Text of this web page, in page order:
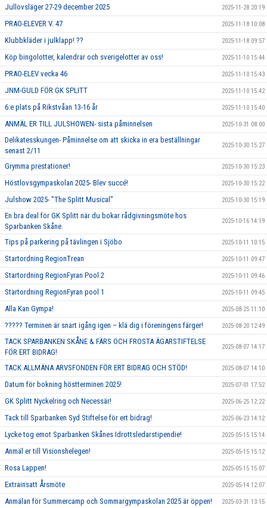
Jullovsläger 27-29 december 2025 2025-11-28 20:19
PRAO-ELEVER V. 47 2025-11-18 10:08
Klubbkläder i julklapp! ?? 2025-11-18 09:57
Köp bingolotter, kalendrar och sverigelotter av oss! 2025-11-10 15:44
PRAO-ELEV vecka 46 2025-11-10 15:43
JNM-GULD FÖR GK SPLITT 2025-11-10 15:42
6:e plats på Rikstvåan 13-16 år 2025-11-10 15:40
ANMÄL ER TILL JULSHOWEN- sista påminnelsen 2025-10-31 08:00
Delikatesskungen- Påminnelse om att skicka in era beställningar
senast 2/11
2025-10-30 15:27
Grymma prestationer! 2025-10-30 15:23
Höstlovsgympaskolan 2025- Blev succé! 2025-10-30 15:22
Julshow 2025- "The Splitt Musical" 2025-10-30 15:19
En bra deal för GK Splitt när du bokar rådgivningsmöte hos
Sparbanken Skåne.
2025-10-16 14:19
Tips på parkering på tävlingen i Sjöbo 2025-10-11 10:15
Startordning RegionTrean 2025-10-11 09:47
Startordning RegionFyran Pool 2 2025-10-11 09:46
Startordning RegionFyran pool 1 2025-10-11 09:45
Alla Kan Gympa! 2025-08-25 11:10
????? Terminen är snart igång igen – klä dig i föreningens färger! 2025-08-20 12:49
TACK SPARBANKEN SKÅNE & FÄRS OCH FROSTA ÄGARSTIFTELSE
FÖR ERT BIDRAG!
2025-08-07 14:17
TACK ALLMÄNA ARVSFONDEN FÖR ERT BIDRAG OCH STÖD! 2025-08-07 14:10
Datum för bokning höstterminen 2025! 2025-07-01 17:52
GK Splitt Nyckelring och Necessär! 2025-06-25 12:22
Tack till Sparbanken Syd Stiftelse för ert bidrag! 2025-06-23 14:12
Lycke tog emot Sparbanken Skånes Idrottsledarstipendie! 2025-05-15 15:14
Anmäl er till Visionshelegen! 2025-05-15 15:12
Rosa Lappen! 2025-05-15 15:07
Extrainsatt Årsmöte 2025-05-14 12:07
Anmälan för Summercamp och Sommargympaskolan 2025 är öppen! 2025-03-31 13:15